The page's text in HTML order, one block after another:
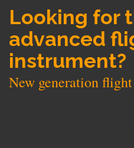
Looking for
advanced
instrument?
New generation